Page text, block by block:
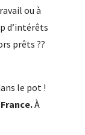
ou à
d’intérêts
prêts ??
le pot !
À